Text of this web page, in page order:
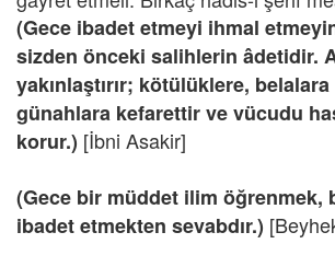
(Gece ibadet etmeyi ihmal
sizden önceki salihlerin âdetidir.
yakınlaştırır; kötülüklere,
günahlara kefarettir ve vücudu
korur.) [İbni Asakir]
(Gece bir müddet ilim öğrenmek,
ibadet etmekten sevabdır.)